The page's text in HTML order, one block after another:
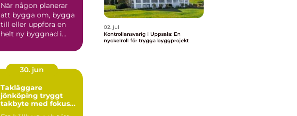
När någon planerar
att bygga om, bygga
till eller uppföra en
helt ny byggnad i
30. jun
Takläggare
jönköping tryggt
takbyte med fokus
02. jul
Kontrollansvarig i Uppsala: En
nyckelroll för trygga byggprojekt